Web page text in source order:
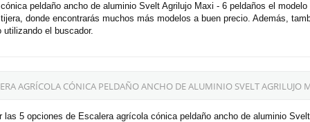
peldaño ancho de aluminio Svelt Agrilujo Maxi - 6 peldaños el
donde encontrarás muchos más modelos a buen precio. Además,
el buscador.
AGRÍCOLA CÓNICA PELDAÑO ANCHO DE ALUMINIO SVELT AGRILUJO
las 5 opciones de Escalera agrícola cónica peldaño ancho de aluminio